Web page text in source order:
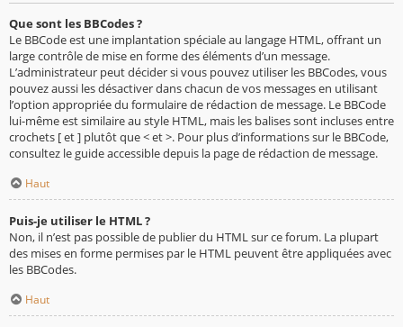
Que sont les BBCodes ?
Le BBCode est une implantation spéciale au langage HTML, offrant un
large contrôle de mise en forme des éléments d’un message.
L’administrateur peut décider si vous pouvez utiliser les BBCodes, vous
pouvez aussi les désactiver dans chacun de vos messages en utilisant
l’option appropriée du formulaire de rédaction de message. Le BBCode
lui-même est similaire au style HTML, mais les balises sont incluses entre
crochets [ et ] plutôt que < et >. Pour plus d’informations sur le BBCode,
consultez le guide accessible depuis la page de rédaction de message.
Haut
Puis-je utiliser le HTML ?
Non, il n’est pas possible de publier du HTML sur ce forum. La plupart
des mises en forme permises par le HTML peuvent être appliquées avec
les BBCodes.
Haut